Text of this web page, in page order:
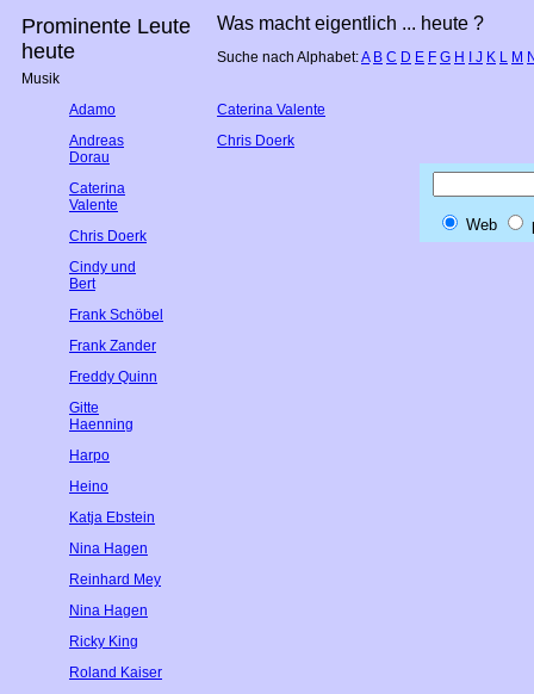
Prominente Leute
heute
Was macht eigentlich ... heute ?
Suche nach Alphabet:A B C D E F G H J K L M
Musik
Adamo
Andreas
Dorau
Caterina
Valente
Chris Doerk
Cindy und
Bert
Frank Schöbel
Frank Zander
Freddy Quinn
Gitte
Haenning
Harpo
Heino
Katja Ebstein
Nina Hagen
Reinhard Mey
Nina Hagen
Ricky King
Roland Kaiser
Caterina Valente
Chris Doerk
Web